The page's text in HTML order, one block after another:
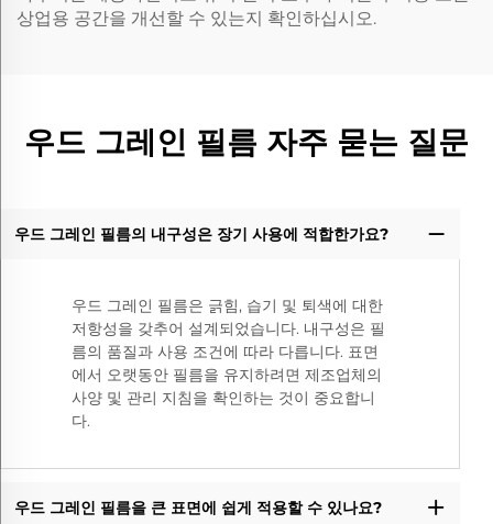
상업용 공간을 개선할 수 있는지 확인하십시오.
우드 그레인 필름 자주 묻는 질문
우드 그레인 필름의 내구성은 장기 사용에 적합한가요?
우드 그레인 필름은 긁힘, 습기 및 퇴색에 대한
저항성을 갖추어 설계되었습니다. 내구성은 필
름의 품질과 사용 조건에 따라 다릅니다. 표면
에서 오랫동안 필름을 유지하려면 제조업체의
사양 및 관리 지침을 확인하는 것이 중요합니
다.
우드 그레인 필름을 큰 표면에 쉽게 적용할 수 있나요?